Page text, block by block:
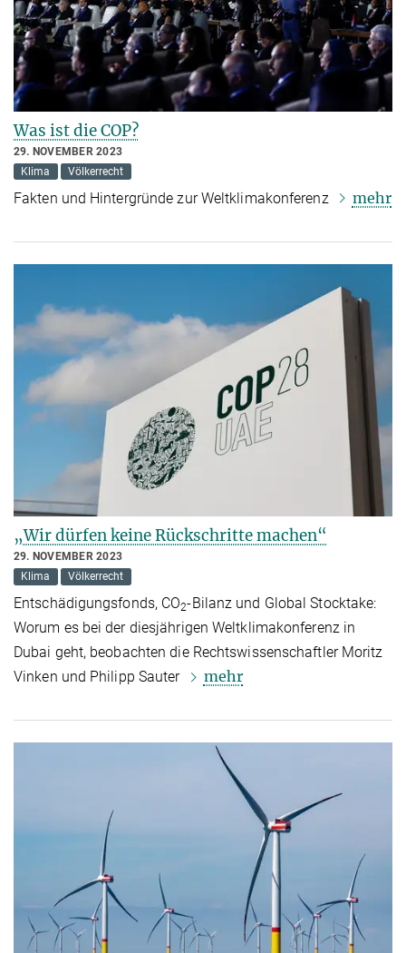
Was ist die COP?
29. NOVEMBER 2023
Klima
Völkerrecht
Fakten und Hintergründe zur Weltklimakonferenz mehr
„Wir dürfen keine Rückschritte machen“
29. NOVEMBER 2023
Klima
Völkerrecht
Entschädigungsfonds, CO2-Bilanz und Global Stocktake:
Worum es bei der diesjährigen Weltklimakonferenz in
Dubai geht, beobachten die Rechtswissenschaftler Moritz
Vinken und Philipp Sauter
mehr